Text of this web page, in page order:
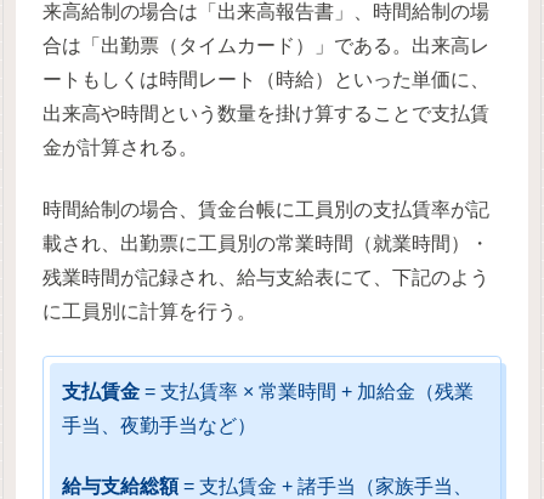
来高給制の場合は「出来高報告書」、時間給制の場
合は「出勤票（タイムカード）」である。出来高レ
ートもしくは時間レート（時給）といった単価に、
出来高や時間という数量を掛け算することで支払賃
金が計算される。
時間給制の場合、賃金台帳に工員別の支払賃率が記
載され、出勤票に工員別の常業時間（就業時間）・
残業時間が記録され、給与支給表にて、下記のよう
に工員別に計算を行う。
支払賃金 = 支払賃率 × 常業時間 + 加給金（残業
手当、夜勤手当など）
給与支給総額= 支払賃金 + 諸手当（家族手当、